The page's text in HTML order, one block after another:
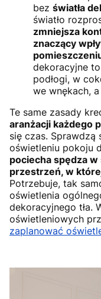
bez światła
światło
zmniejsza
znaczący
dekoracyjne
podłogi, w
we wnękach,
Te same zasady
aranżacji każdego
się czas.
oświetleniu pokoju
pociecha spędza
przestrzeń, w
Potrzebuje, tak
oświetlenia
dekoracyjnego tła.
oświetleniowych
zaplanować